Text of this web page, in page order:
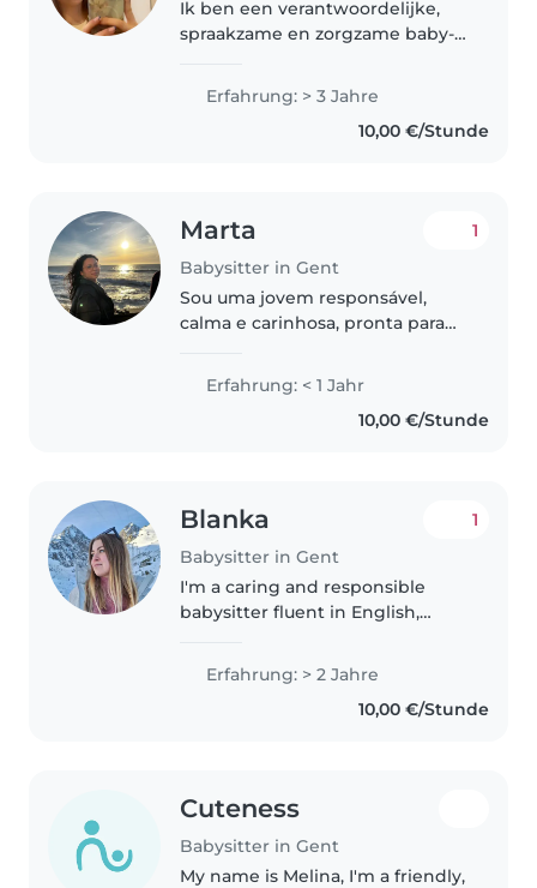
Ik ben een verantwoordelijke,
spraakzame en zorgzame baby-
het oppassen op baby's, peuters
en kleuters, ook op kinderen
met speciale behoeften zoals..
Erfahrung: > 3 Jahre
10,00 €/Stunde
Marta
Babysitter in Gent
1
Sou uma jovem responsável,
calma e carinhosa, pronta para
experiência com todas as idades,
desde bebés a adolescentes.
Gosto muito de música e jogos,..
Erfahrung: < 1 Jahr
10,00 €/Stunde
Blanka
Babysitter in Gent
1
I'm a caring and responsible
babysitter fluent in English,
two years of experience looking
after preschoolers to teens.
Certified in first aid and
Erfahrung: > 2 Jahre
10,00 €/Stunde
Cuteness
Babysitter in Gent
My name is Melina, I'm a friendly,